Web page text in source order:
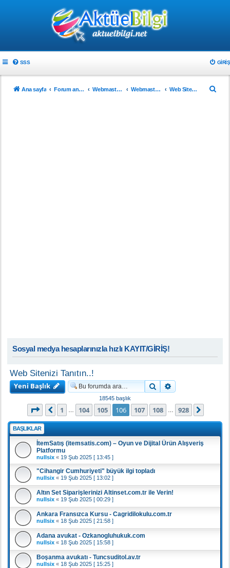
SSS GIRIŞ
Ana sayfa Forum ana sayfa Webmaster & Tasarım Webmasterlar için Web Sitenizi Tanıtın..!
Sosyal medya hesaplarınızla hızlı KAYIT/GİRİŞ!
Web Sitenizi Tanıtın..!
Yeni Başlık
Ara
18545 başlık
106. sayfa (Toplam928 sayfa)
Önceki
1 104 105 106 107 108 928
BAŞLIKLAR
İtemSatış (itemsatis.com) – Oyun ve Dijital Ürün Alışveriş
Platformu
nullsix « 19 Şub 2025 [ 13:45 ]
"Cihangir Cumhuriyeti" büyük ilgi topladı
nullsix « 19 Şub 2025 [ 13:02 ]
Altın Set Siparişlerinizi Altinset.com.tr ile Verin!
nullsix « 19 Şub 2025 [ 00:29 ]
Ankara Fransızca Kursu - Cagridilokulu.com.tr
nullsix « 18 Şub 2025 [ 21:58 ]
Adana avukat - Ozkanogluhukuk.com
nullsix « 18 Şub 2025 [ 15:58 ]
Boşanma avukatı - Tuncsuditol.av.tr
nullsix « 18 Şub 2025 [ 15:25 ]